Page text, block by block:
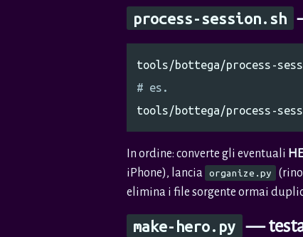
process-session.sh
# es.
In ordine: converte gli eventuali
iPhone), lancia organize.py
elimina i file sorgente ormai
make-hero.py —